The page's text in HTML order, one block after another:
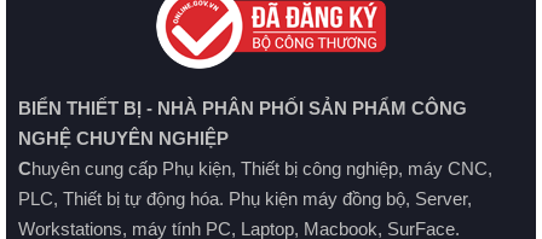
BIỂN THIẾT BỊ - NHÀ PHÂN PHỐI SẢN PHẨM CÔNG
NGHỆ CHUYÊN NGHIỆP
Chuyên cung cấp Phụ kiện, Thiết bị công nghiệp, máy CNC,
PLC, Thiết bị tự động hóa. Phụ kiện máy đồng bộ, Server,
Workstations, máy tính PC, Laptop, Macbook, SurFace.